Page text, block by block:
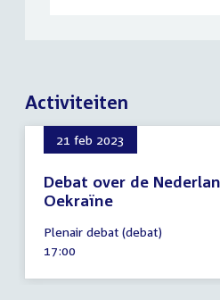
Activiteiten
21 feb 2023
Debat over de
Oekraïne
februari
2023
Plenair debat (debat)
Tijd
17:00